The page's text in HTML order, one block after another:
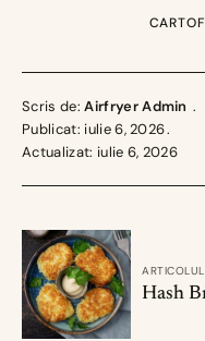
Scris de:Airfryer Admin
Publicat: iulie 6, 2026
Actualizat: iulie 6, 2026
Hash